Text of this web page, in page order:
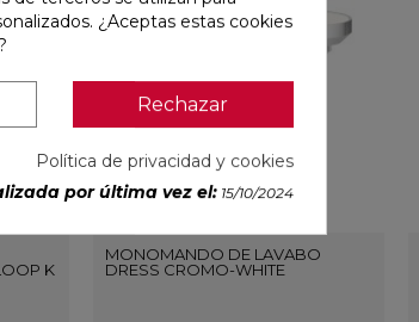
K
MONOMANDO DE LAVABO
DRESS CROMO-WHITE
¿Aceptas estas cookies
Rechazar
Política de privacidad y cookies
por última vez el: 15/10/2024